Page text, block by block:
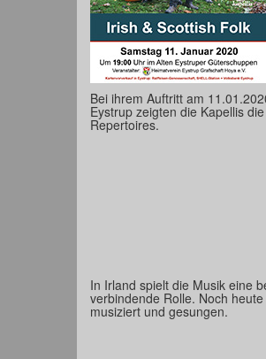
Bei ihrem Auftritt am
Eystrup zeigten die Kapellis
Repertoires.
In Irland spielt die Musik eine
verbindende Rolle. Noch
musiziert und gesungen.